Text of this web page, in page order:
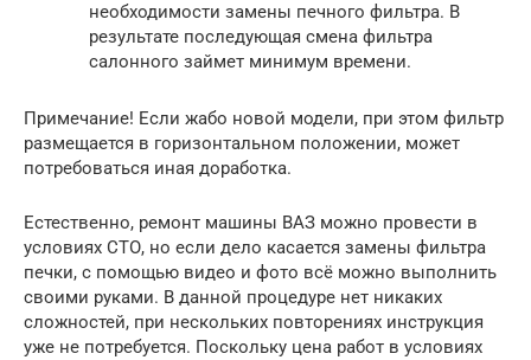
необходимости замены печного фильтра. В
результате последующая смена фильтра
салонного займет минимум времени.
Примечание! Если жабо новой модели, при этом фильтр
размещается в горизонтальном положении, может
потребоваться иная доработка.
Естественно, ремонт машины ВАЗ можно провести в
условиях СТО, но если дело касается замены фильтра
печки, с помощью видео и фото всё можно выполнить
своими руками. В данной процедуре нет никаких
сложностей, при нескольких повторениях инструкция
уже не потребуется. Поскольку цена работ в условиях